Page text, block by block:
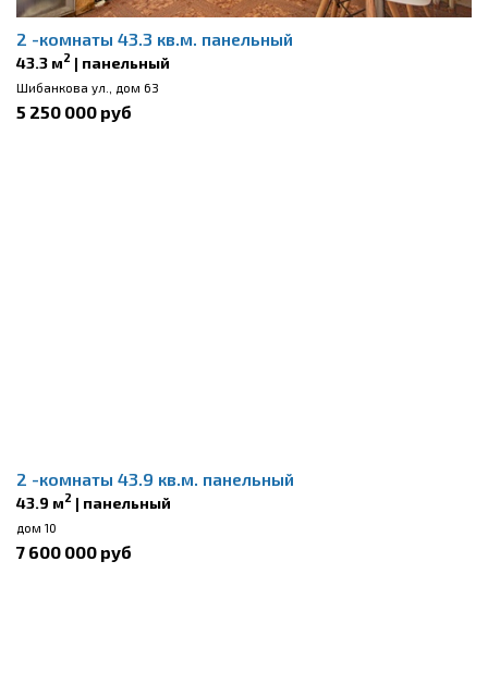
2 -комнаты 43.3 кв.м. панельный
43.3 м2 | панельный
Шибанкова ул., дом 63
5 250 000 руб
2 -комнаты 43.9 кв.м. панельный
43.9 м2 | панельный
дом 10
7 600 000 руб